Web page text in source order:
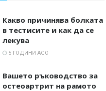
Какво причинява болката
в тестисите и как да се
лекува
5 ГОДИНИ AGO
Вашето ръководство за
остеоартрит на рамото